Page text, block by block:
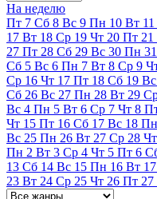
На неделю
Пт 7 Сб 8 Вс 9 Пн 10 Вт 11
17 Вт 18 Ср 19 Чт 20 Пт 21
27 Пт 28 Сб 29 Вс 30 Пн 31
Сб 5 Вс 6 Пн 7 Вт 8 Ср 9
Ср 16 Чт 17 Пт 18 Сб 19 Вс
Сб 26 Вс 27 Пн 28 Вт 29
Вс 4 Пн 5 Вт 6 Ср 7 Чт 8
Чт 15 Пт 16 Сб 17 Вс 18 Пн
Вс 25 Пн 26 Вт 27 Ср 28 Чт
Пн 2 Вт 3 Ср 4 Чт 5 Пт 6
13 Сб 14 Вс 15 Пн 16 Вт 17
23 Вт 24 Ср 25 Чт 26 Пт 27